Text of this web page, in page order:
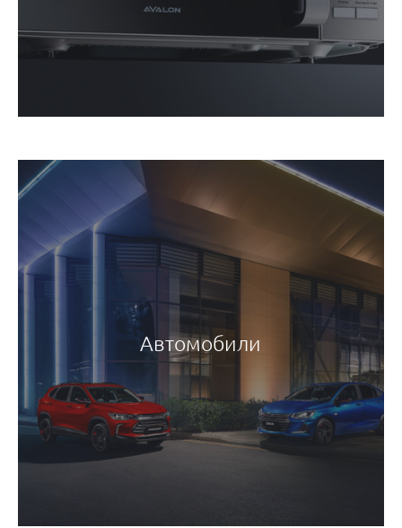
Автомобили